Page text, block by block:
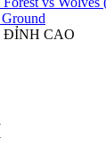
ĐỈNH CAO